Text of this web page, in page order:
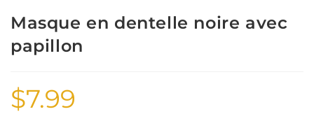
Masque en dentelle noire avec
papillon
$7.99